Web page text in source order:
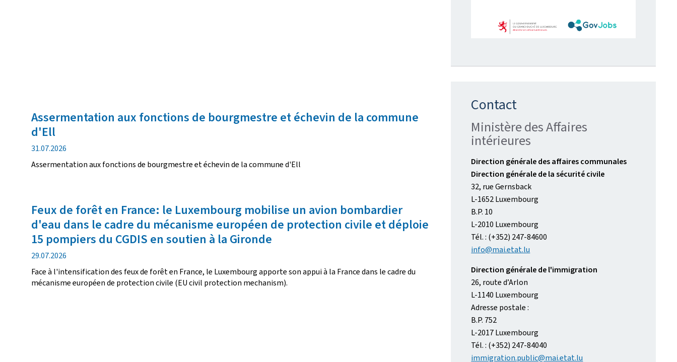
Assermentation aux fonctions de bourgmestre et échevin de la commune
d'Ell
date
de
publication
31.07.2026
Assermentation aux fonctions de bourgmestre et échevin de la commune d'Ell
Feux de forêt en France: le Luxembourg mobilise un avion bombardier
d'eau dans le cadre du mécanisme européen de protection civile et déploie
15 pompiers du CGDIS en soutien à la Gironde
date
de
publication
29.07.2026
Face à l'intensification des feux de forêt en France, le Luxembourg apporte son appui à la France dans le cadre du
mécanisme européen de protection civile (EU civil protection mechanism).
Contact
Ministère des Affaires
intérieures
Direction générale des affaires communales
Direction générale de la sécurité civile
32, rue Gernsback
L-1652 Luxembourg
B.P. 10
L-2010 Luxembourg
Tél. : (+352) 247-84600
info@mai.etat.lu
Direction générale de l'immigration
26, route d’Arlon
L-1140 Luxembourg
Adresse postale :
B.P. 752
L-2017 Luxembourg
Tél. : (+352) 247-84040
immigration.public@mai.etat.lu